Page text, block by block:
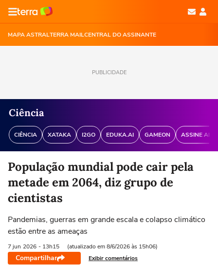
MAPA ASTRALTERRA MAILCENTRAL DO ASSINANTE
PUBLICIDADE
Ciência
CIÊNCIA XATAKA I2GO EDUKA.AI GAMEON ASSINE
População mundial pode cair pela
metade em 2064, diz grupo de
cientistas
Pandemias, guerras em grande escala e colapso climático
estão entre as ameaças
7 jun 2026 - 13h15 (atualizado em 8/6/2026 às 15h06)
Compartilhar Exibir comentários